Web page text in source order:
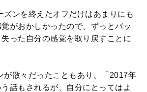
ズンを終えたオフだけはあまりにも
がおかしかったので、ずっとバッ
失った自分の感覚を取り戻すことに
が散々だったこともあり、「2017年
話もされるが、自分にとってはよ